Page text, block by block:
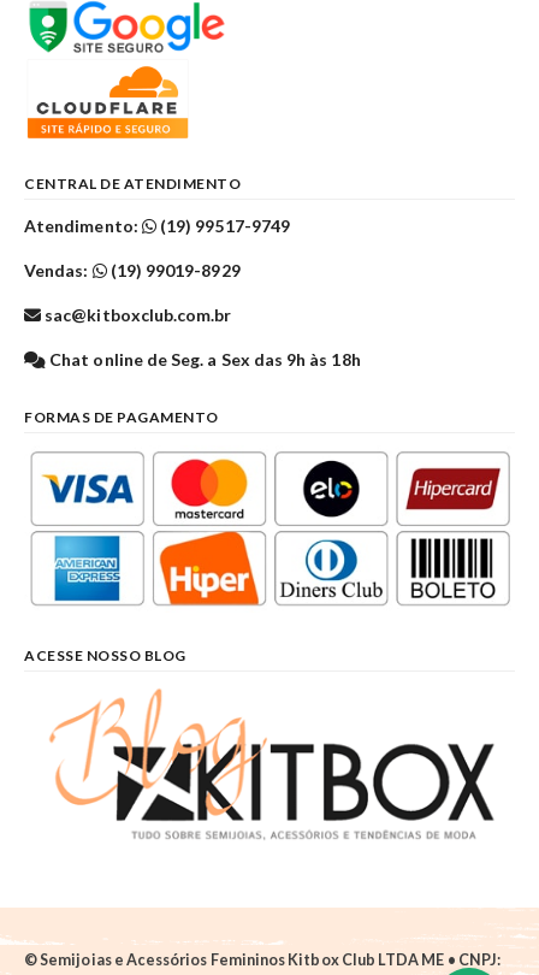
CENTRAL DE ATENDIMENTO
Atendimento: (19) 99517-9749
Vendas: (19) 99019-8929
sac@kitboxclub.com.br
Chat online de Seg. a Sex das 9h às 18h
FORMAS DE PAGAMENTO
ACESSE NOSSO BLOG
© Semijoias e Acessórios Femininos Kitbox Club LTDA ME • CNPJ: